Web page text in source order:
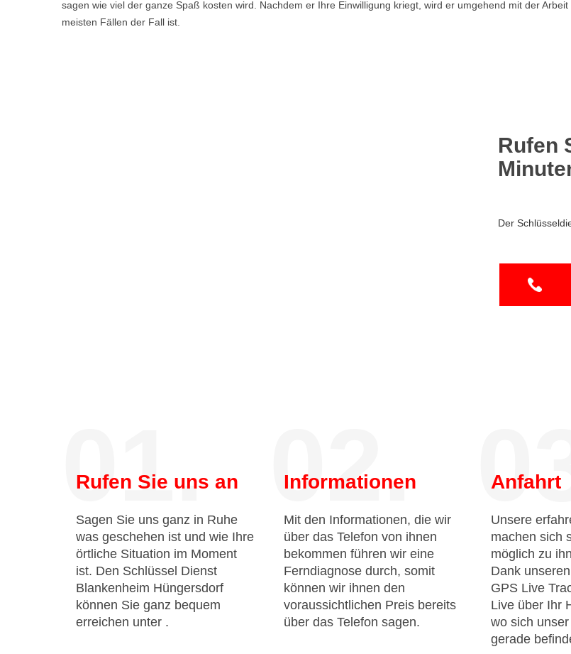
sagen wie viel der ganze Spaß kosten wird. Nachdem er Ihre Einwilligung kriegt, wird er umgehend mit der
meisten Fällen der Fall ist.
Rufen
Der
01.
Rufen Sie uns an
Sagen Sie uns ganz in Ruhe
was geschehen ist und wie Ihre
örtliche Situation im Moment
ist. Den Schlüssel Dienst
Blankenheim Hüngersdorf
können Sie ganz bequem
erreichen unter .
02.
Informationen
Mit den Informationen, die wir
über das Telefon von ihnen
bekommen führen wir eine
Ferndiagnose durch, somit
können wir ihnen den
voraussichtlichen Preis bereits
über das Telefon sagen.
03.
Anfahrt
Unsere
machen sich
möglich zu
Dank
GPS Live
Live über Ihr
wo sich
gerade